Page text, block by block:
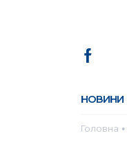
НОВИНИ
Головна ●